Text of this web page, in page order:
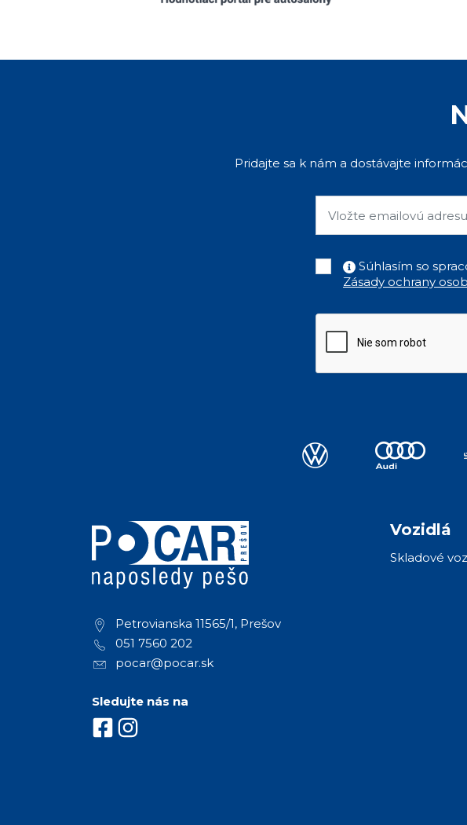
Pridajte sa k nám a dostávajte
Súhlasím so
Zásady ochrany
Petrovianska 11565/1, Prešov
051 7560 202
pocar@pocar.sk
Sledujte nás na
Vozidlá
Skladové